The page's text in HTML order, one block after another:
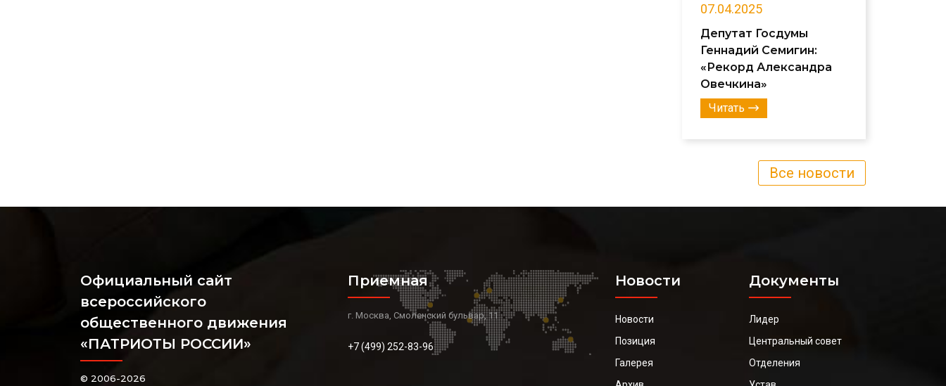
07.04.2025
Депутат Госдумы
Геннадий Семигин:
«Рекорд Александра
Овечкина»
Читать
Все новости
Официальный сайт
всероссийского
общественного движения
«ПАТРИОТЫ РОССИИ»
© 2006-2026
Приемная
г. Москва, Смоленский бульвар, 11
+7 (499) 252-83-96
Новости
Новости
Позиция
Галерея
Документы
Лидер
Центральный совет
Отделения